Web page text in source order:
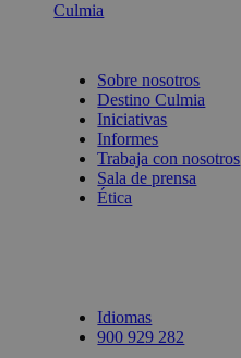
Culmia
Sobre nosotros
Destino Culmia
Iniciativas
Informes
Trabaja con nosotros
Sala de prensa
Ética
Idiomas
900 929 282